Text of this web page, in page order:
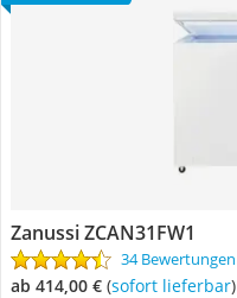
Zanussi ZCAN31FW1
34 Bewertungen
ab 414,00 € ( Sofort lieferbar)